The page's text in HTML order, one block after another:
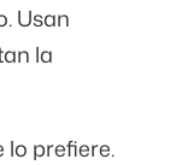
Usan
la
lo prefiere.